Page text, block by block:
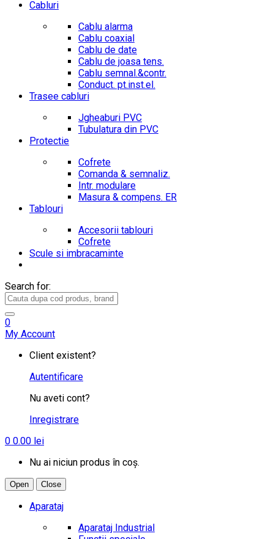
Cabluri
Cablu alarma
Cablu coaxial
Cablu de date
Cablu de joasa tens.
Cablu semnal.&contr.
Conduct. pt.inst.el.
Trasee cabluri
Jgheaburi PVC
Tubulatura din PVC
Protectie
Cofrete
Comanda & semnaliz.
Intr. modulare
Masura & compens. ER
Tablouri
Accesorii tablouri
Cofrete
Scule si imbracaminte
Search for:
0
My Account
Client existent?
Autentificare
Nu aveti cont?
Inregistrare
0 0.00 lei
Nu ai niciun produs în coș.
Open Close
Aparataj
Aparataj Industrial